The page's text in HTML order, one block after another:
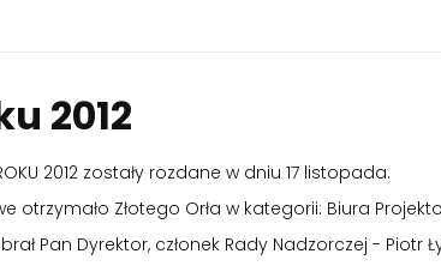
2012
2012 zostały rozdane w dniu 17 listopada.
otrzymało Złotego Orła w kategorii: Biura
Pan Dyrektor, członek Rady Nadzorczej - Piotr